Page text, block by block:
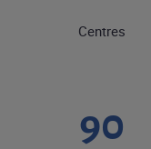
Centres
90